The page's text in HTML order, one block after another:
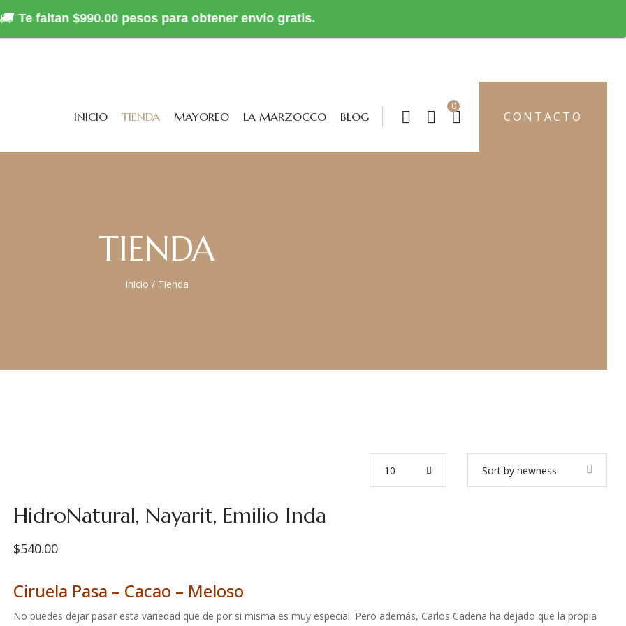
INICIO TIENDA MAYOREO LA MARZOCCO BLOG
0
CONTACTO
TIENDA
Inicio / Tienda
Sort by newness
10
HidroNatural, Nayarit, Emilio Inda
$540.00
Ciruela Pasa – Cacao – Meloso
No puedes dejar pasar esta variedad que de por si misma es muy especial. Pero además, Carlos Cadena ha dejado que la propia
🚚 Te faltan $990.00 pesos para obtener envío gratis.